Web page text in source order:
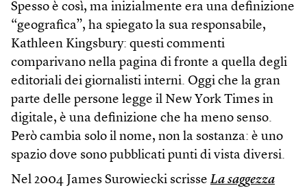
Spesso è così, ma inizialmente era una definizione
“geografica”, ha spiegato la sua responsabile,
Kathleen Kingsbury: questi commenti
comparivano nella pagina di fronte a quella degli
editoriali dei giornalisti interni. Oggi che la gran
parte delle persone legge il New York Times in
digitale, è una definizione che ha meno senso.
Però cambia solo il nome, non la sostanza: è uno
spazio dove sono pubblicati punti di vista diversi.
Nel 2004 James Surowiecki scrisse La saggezza